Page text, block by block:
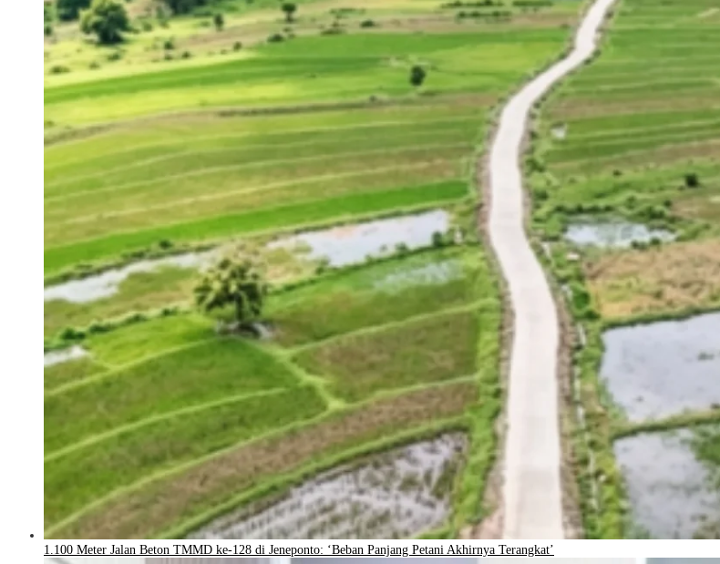
1.100 Meter Jalan Beton TMMD ke-128 di Jeneponto: ‘Beban Panjang Petani Akhirnya Terangkat’